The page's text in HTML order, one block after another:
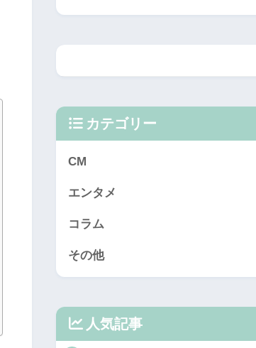
カテゴリー
CM
エンタメ
コラム
その他
人気記事